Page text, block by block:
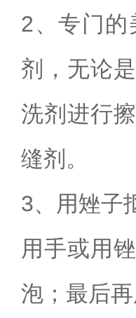
2、专门
剂，无论
洗剂进行
缝剂。
3、用矬子
用手或用
泡；最后